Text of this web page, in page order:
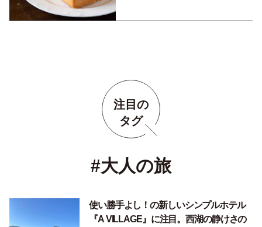
注目の
タグ
#大人の旅
使い勝手よし！の新しいシンプルホテル
『A VILLAGE』に注目。西湖の静けさの